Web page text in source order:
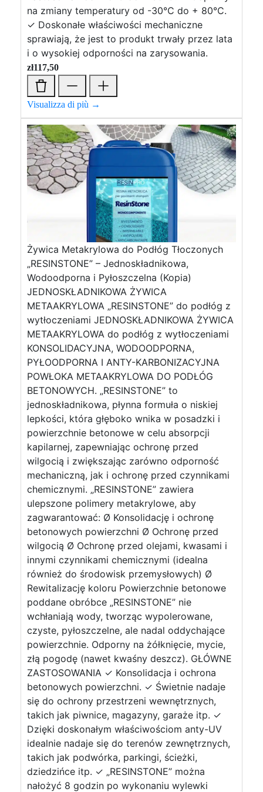
na zmiany temperatury od -30°C do + 80°C.
✓ Doskonałe właściwości mechaniczne
sprawiają, że jest to produkt trwały przez lata
i o wysokiej odporności na zarysowania.
zł117,50
Visualizza di più →
Żywica Metakrylowa do Podłóg Tłoczonych
„RESINSTONE” – Jednoskładnikowa,
Wodoodporna i Pyłoszczelna (Kopia)
JEDNOSKŁADNIKOWA ŻYWICA
METAAKRYLOWA „RESINSTONE” do podłóg z
wytłoczeniami JEDNOSKŁADNIKOWA ŻYWICA
METAAKRYLOWA do podłóg z wytłoczeniami
KONSOLIDACYJNA, WODOODPORNA,
PYŁOODPORNA I ANTY-KARBONIZACYJNA
POWŁOKA METAAKRYLOWA DO PODŁÓG
BETONOWYCH. „RESINSTONE” to
jednoskładnikowa, płynna formuła o niskiej
lepkości, która głęboko wnika w posadzki i
powierzchnie betonowe w celu absorpcji
kapilarnej, zapewniając ochronę przed
wilgocią i zwiększając zarówno odporność
mechaniczną, jak i ochronę przed czynnikami
chemicznymi. „RESINSTONE” zawiera
ulepszone polimery metakrylowe, aby
zagwarantować: Ø Konsolidację i ochronę
betonowych powierzchni Ø Ochronę przed
wilgocią Ø Ochronę przed olejami, kwasami i
innymi czynnikami chemicznymi (idealna
również do środowisk przemysłowych) Ø
Rewitalizację koloru Powierzchnie betonowe
poddane obróbce „RESINSTONE” nie
wchłaniają wody, tworząc wypolerowane,
czyste, pyłoszczelne, ale nadal oddychające
powierzchnie. Odporny na żółknięcie, mycie,
złą pogodę (nawet kwaśny deszcz). GŁÓWNE
ZASTOSOWANIA ✓ Konsolidacja i ochrona
betonowych powierzchni. ✓ Świetnie nadaje
się do ochrony przestrzeni wewnętrznych,
takich jak piwnice, magazyny, garaże itp. ✓
Dzięki doskonałym właściwościom anty-UV
idealnie nadaje się do terenów zewnętrznych,
takich jak podwórka, parkingi, ścieżki,
dziedzińce itp. ✓ „RESINSTONE” można
nałożyć 8 godzin po wykonaniu wylewki